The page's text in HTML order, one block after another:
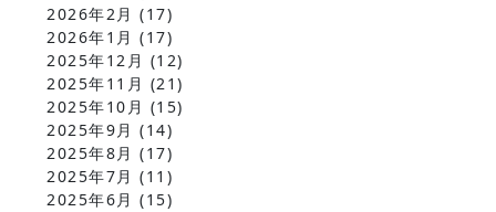
2026年2月 (17)
2026年1月 (17)
2025年12月 (12)
2025年11月 (21)
2025年10月 (15)
2025年9月 (14)
2025年8月 (17)
2025年7月 (11)
2025年6月 (15)